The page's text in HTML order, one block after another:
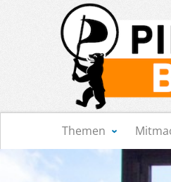
Navigation
Themen